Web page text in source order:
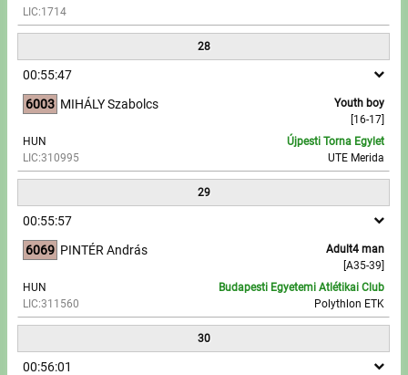
LIC:1714
28
00:55:47
6003
Youth boy
[16-17]
MIHÁLY Szabolcs
HUN
LIC:310995
Újpesti Torna Egylet
UTE Merida
29
00:55:57
6069
Adult4 man
[A35-39]
PINTÉR András
HUN
LIC:311560
Budapesti Egyetemi Atlétikai Club
Polythlon ETK
30
00:56:01